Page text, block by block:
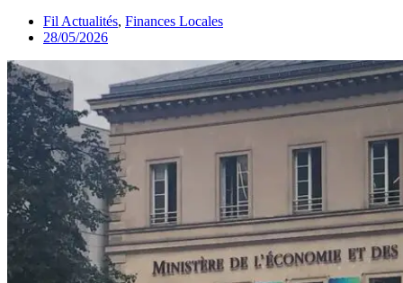
Fil Actualités, Finances Locales
28/05/2026